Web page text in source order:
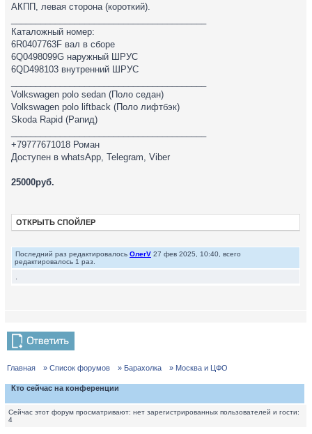
АКПП, левая сторона (короткий).
Каталожный номер:
6R0407763F вал в сборе
6Q0498099G наружный ШРУС
6QD498103 внутренний ШРУС
Volkswagen polo sedan (Поло седан)
Volkswagen polo liftback (Поло лифтбэк)
Skoda Rapid (Рапид)
+79777671018 Роман
Доступен в whаtsАрр, Теlеgrаm, Vibеr
25000руб.
ОТКРЫТЬ СПОЙЛЕР
Последний раз редактировалось ОлегV 27 фев 2025, 10:40, всего
редактировалось 1 раз.
Главная » Список форумов » Барахолка » Москва и ЦФО
Кто сейчас на конференции
Сейчас этот форум просматривают: нет зарегистрированных пользователей и гости:
4